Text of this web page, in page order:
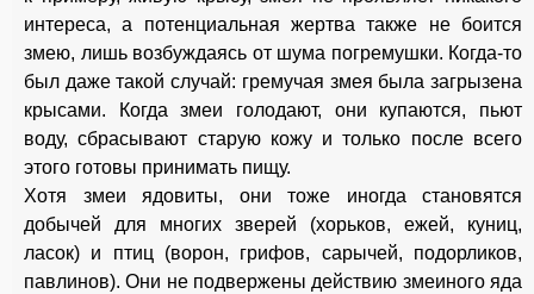
интереса, а потенциальная жертва также не боится
змею, лишь возбуждаясь от шума погремушки. Когда-то
был даже такой случай: гремучая змея была загрызена
крысами. Когда змеи голодают, они купаются, пьют
воду, сбрасывают старую кожу и только после всего
этого готовы принимать пищу.
Хотя змеи ядовиты, они тоже иногда становятся
добычей для многих зверей (хорьков, ежей, куниц,
ласок) и птиц (ворон, грифов, сарычей, подорликов,
павлинов). Они не подвержены действию змеиного яда